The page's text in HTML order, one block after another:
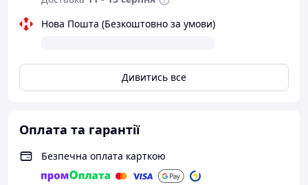
Нова Пошта (Безкоштовно за умови)
Дивитись все
Оплата та гарантії
Безпечна оплата карткою